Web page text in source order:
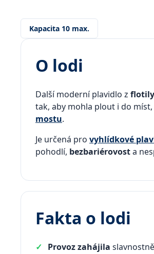
Kapacita 10 max.
O lodi
Další moderní plavidlo z
tak, aby mohla plout i do
mostu.
Je určená pro vyhlídkové
pohodlí, bezbariérovosta
Fakta o lodi
Provoz zahájila